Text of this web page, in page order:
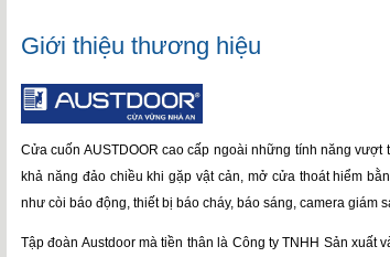
Giới thiệu thương hiệu
Cửa cuốn AUSTDOOR cao cấp ngoài những tính năng vượt
khả năng đảo chiều khi gặp vật cản, mở cửa thoát hiểm
như còi báo động, thiết bị báo cháy, báo sáng, camera giám
Tập đoàn Austdoormà tiền thân là Công ty TNHH Sản xuất